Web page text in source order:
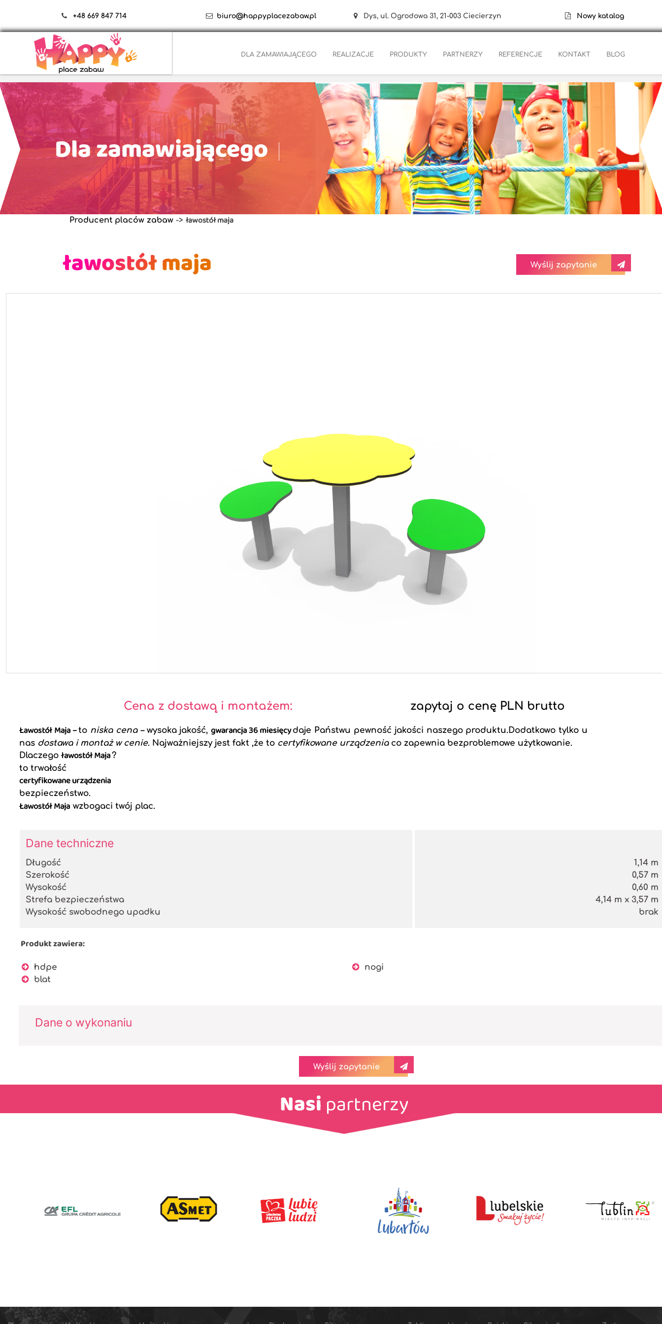
+48 669 847 714 biuro@happyplacezabaw.pl Dys, ul. Ogrodowa 31, 21-003 Ciecierzyn Nowy katalog
DLA ZAMAWIAJĄCEGO REALIZACJE PRODUKTY PARTNERZY REFERENCJE KONTAKT BLOG
Dla zamawiającego
Producent placów zabaw-> ławostół maja
ławostół maja Wyślij zapytanie
Cena z dostawą i montażem: zapytaj o cenę PLN brutto
Ławostół Maja –to niska cena – wysoka jakość,gwarancja 36 miesięcydaje Państwu pewność jakości naszego produktu.Dodatkowo tylko u
nas dostawa i montaż w cenie. Najważniejszy jest fakt ,że to certyfikowane urządzenia co zapewnia bezproblemowe użytkowanie.
Dlaczego ławostół Maja?
to trwałość
certyfikowane urządzenia
bezpieczeństwo.
Ławostół Maja wzbogaci twój plac.
Dane techniczne
Długość
Szerokość
Wysokość
Strefa bezpieczeństwa
Wysokość swobodnego upadku
1,14 m
0,57 m
0,60 m
4,14 m x 3,57 m
brak
Produkt zawiera:
hdpe
nogi
blat
Dane o wykonaniu
Wyślij zapytanie
Nasipartnerzy